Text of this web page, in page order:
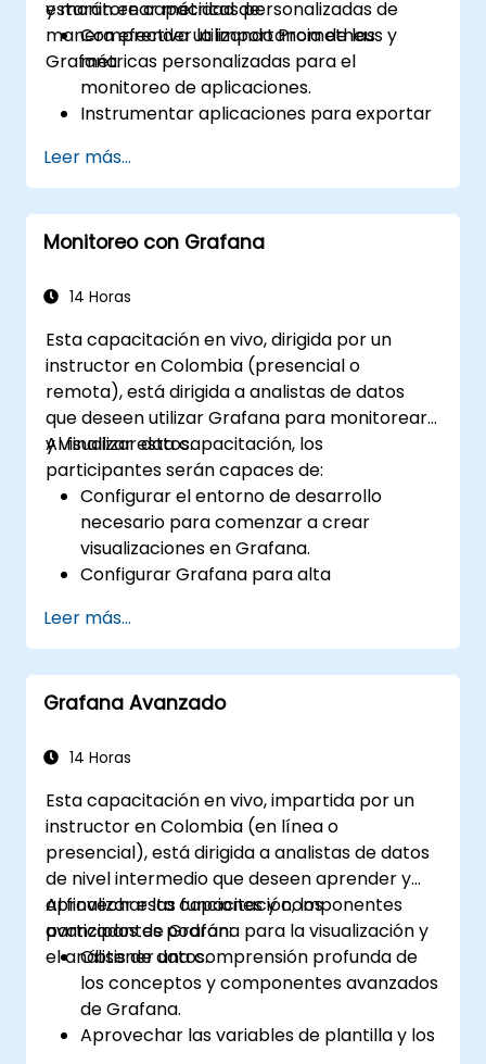
y monitorear métricas personalizadas de
manera efectiva utilizando Prometheus y
Grafana.
estarán en capacidad de:
Comprender la importancia de las
métricas personalizadas para el
monitoreo de aplicaciones.
Instrumentar aplicaciones para exportar
Crear y configurar tableros en Grafana
para visualizar métricas personalizadas.
Aplicar las mejores prácticas para
integrar el monitoreo en el ciclo de vida
Leer más...
Monitoreo con Grafana
14 Horas
Esta capacitación en vivo, dirigida por un
instructor en Colombia (presencial o
remota), está dirigida a analistas de datos
que deseen utilizar Grafana para monitorear
y visualizar datos.
Al finalizar esta capacitación, los
participantes serán capaces de:
Configurar el entorno de desarrollo
necesario para comenzar a crear
visualizaciones en Grafana.
Configurar Grafana para alta
Personalizar paneles y tableros con
datos.
Configurar un proxy inverso para obtener
velocidades de carga rápidas.
Leer más...
Grafana Avanzado
14 Horas
Esta capacitación en vivo, impartida por un
instructor en Colombia (en línea o
presencial), está dirigida a analistas de datos
de nivel intermedio que deseen aprender y
aprovechar las funciones y componentes
avanzados de Grafana para la visualización y
el análisis de datos.
Al finalizar esta capacitación, los
participantes podrán:
Obtener una comprensión profunda de
los conceptos y componentes avanzados
de Grafana.
Aprovechar las variables de plantilla y los